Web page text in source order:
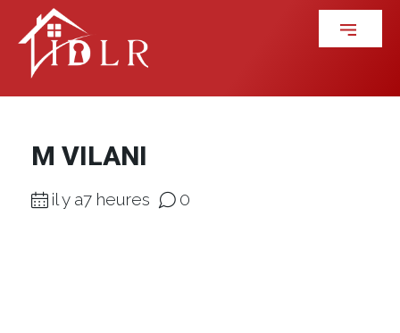
M VILANI
il y a7 heures 0